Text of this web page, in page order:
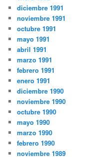
diciembre 1991
noviembre 1991
octubre 1991
mayo 1991
abril 1991
marzo 1991
febrero 1991
enero 1991
diciembre 1990
noviembre 1990
octubre 1990
mayo 1990
marzo 1990
febrero 1990
noviembre 1989